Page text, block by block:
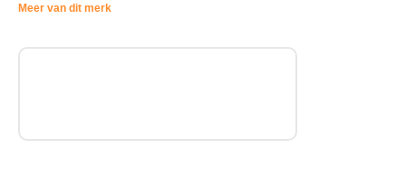
Meer van dit merk